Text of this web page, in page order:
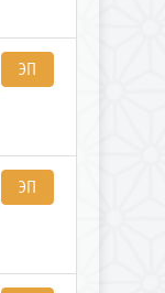
ЭП
ЭП